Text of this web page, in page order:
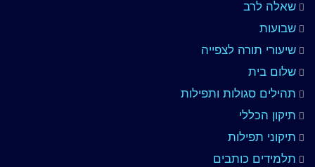
שאלה לרב
שבועות
שיעורי תורה לצפייה
שלום בית
תהילים סגולות ותפילות
תיקון הכללי
תיקוני תפילות
תלמידים כותבים